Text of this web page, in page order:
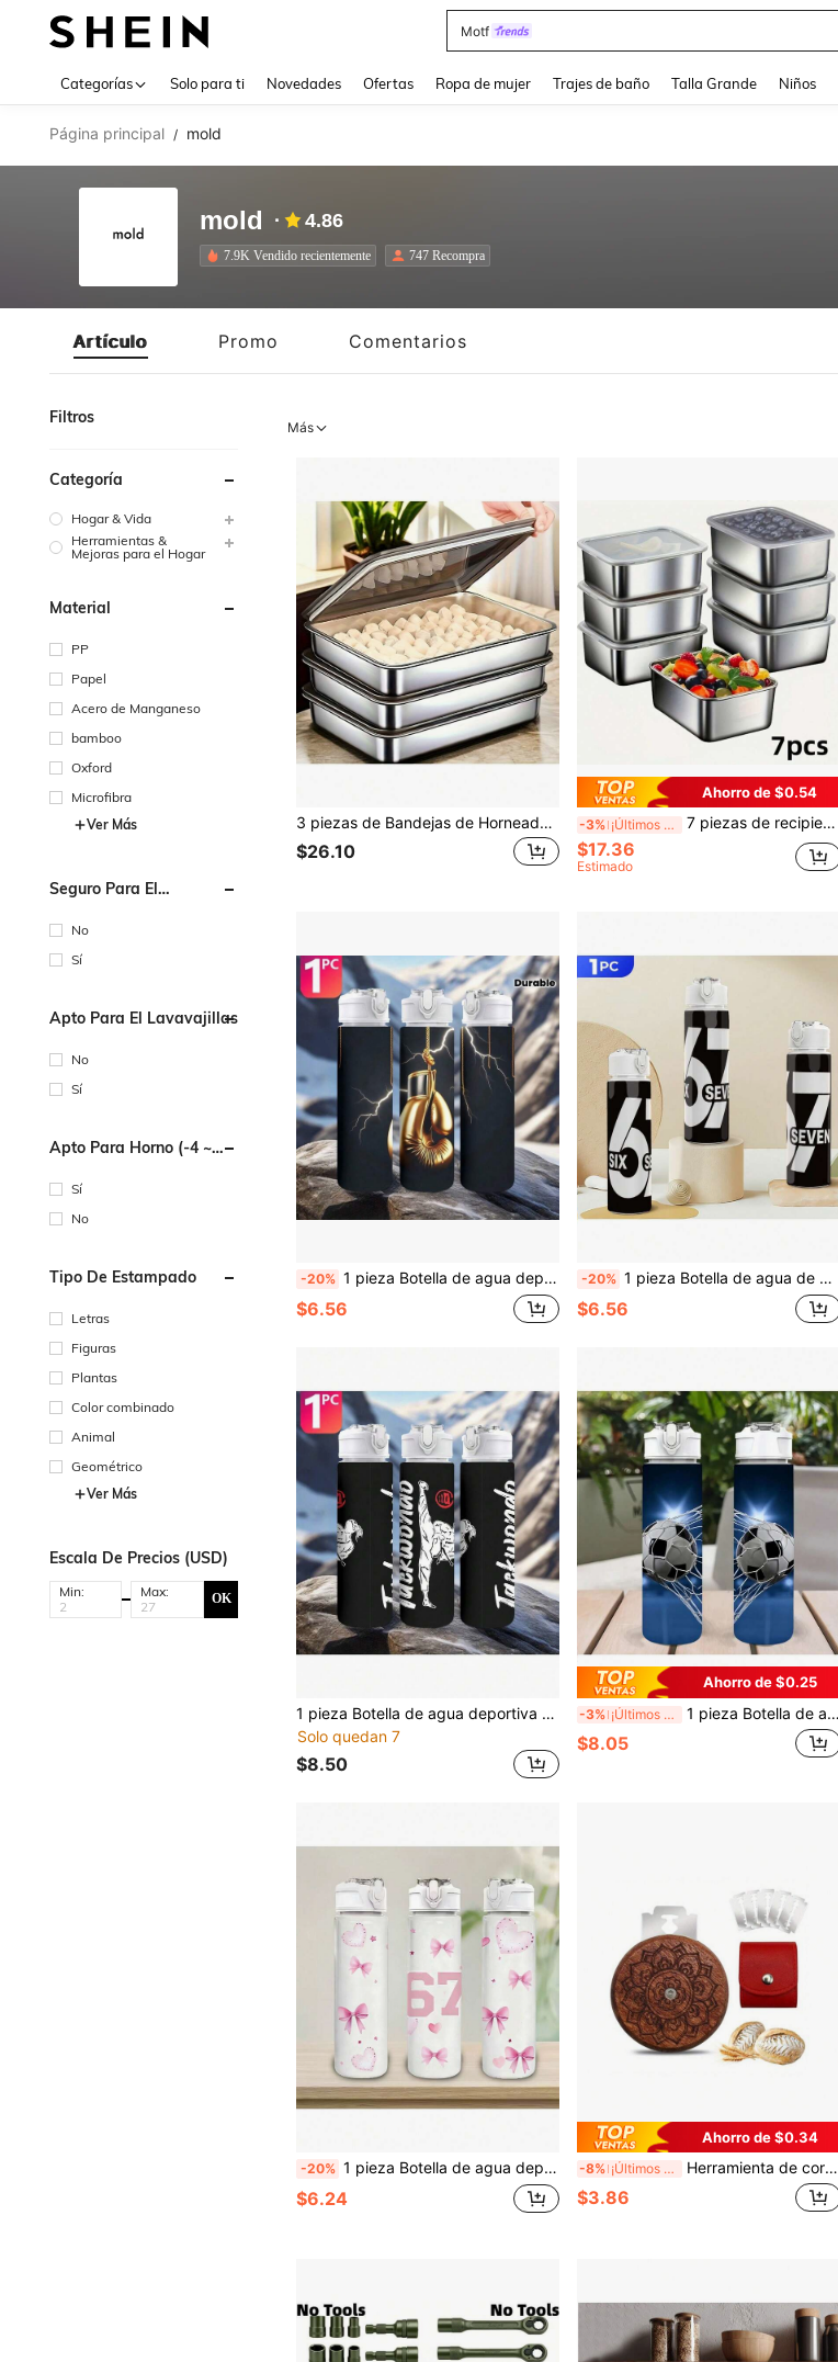
Zapatos Para Hombres
Categorías Solo para ti Novedades Ofertas Ropa de mujer Trajes de baño Talla Grande Niños
Página principal / mold
mold 4.86
7.9K Vendido recientemente 747 Recompra
Artículo Promo Comentarios
Filtros
Categoría
Hogar & Vida
Herramientas &
Mejoras para el Hogar
Material
PP
Papel
Acero de Manganeso
bamboo
Oxford
Microfibra
Ver Más
Seguro Para El
No
Sí
Apto Para El Lavavajillas
No
Sí
Apto Para Horno (-4 ~
Sí
No
Tipo De Estampado
Letras
Figuras
Plantas
Color combinado
Animal
Geométrico
Ver Más
Escala De Precios (USD)
Min: Max: OK
Más
3 piezas de Bandejas de Horneado Grandes de Acero Inoxidable con Tapas - Rectangulares, Fáciles de Limpiar, Antiadherentes, Ideales para Asar Verduras, Carnes y talla grande - Perfectas para Uso Doméstico y de Restaurante, Bandejas de Horneado
$26.10
Ahorro de $0.54
-3% ¡Últimos 3 días 7 piezas de recipientes de almacenamiento de alimentos de acero inoxidable - a prueba de fugas, diseño con tapa abatible, apilables, adecuados para campamentos al aire libre, reuniones en el hogar, oficina y escuela
$17.36
Estimado
-20% 1 pieza Botella de agua deportiva de plástico con estampado de guante de boxeo dorado, 750ml/26oz, estampado lindo, a prueba de fugas con tapa desplegable, ligera, duradera, gran capacidad, reutilizable, adecuada para oficina, gimnasio, deportes al aire libre, yoga, correr, Halloween, Navidad, Día de San Valentín, Acción de Gracias, regalo de cumpleaños
$6.56
-20% 1 pieza Botella de agua de plástico, Impresión temática 67, Gran capacidad, Fácil de limpiar, Bebida saludable, Resistente a caídas, Botella de agua de 25oz/750ml, Adecuada para ir al trabajo, Picnic, Fitness, Vacaciones, Invierno, Año Nuevo, Acción de Gracias, Regalo de Halloween
$6.56
1 pieza Botella de agua deportiva de plástico con tema de Taekwondo en inglés, 750ml/26oz, estampado lindo, con tapa abatible a prueba de fugas, ligera y duradera, gran capacidad, reutilizable, adecuada para oficina, gimnasio, deportes al aire libre, yoga, correr, Halloween
Solo quedan 7
$8.50
Ahorro de $0.25
-3% ¡Últimos 3 días 1 pieza Botella de agua deportiva de plástico con estampado de tema de fútbol con fondo geométrico azul profundo, 750ml/26oz, estampado lindo, a prueba de fugas con tapa desplegable, ligera, duradera, gran capacidad, reutilizable, adecuada para oficina, gimnasio y deportes al aire libre, yoga, correr y otras escenas, Halloween, Navidad, Día de San Valentín, Acción de Gracias, regalo de cumpleaños
$8.05
-20% 1 pieza Botella de agua deportiva de plástico con estampado lindo de número "67" y lazo de corazón, 750ml/26oz, a prueba de fugas con tapa desplegable, ligera, duradera, de gran capacidad, reutilizable, adecuada para oficina, gimnasio, deportes al aire libre, yoga, correr, Halloween, Navidad, Día de San Valentín, Acción de Gracias, regalo de cumpleaños
$6.24
Ahorro de $0.34
-8% ¡Últimos 3 días Herramienta de corte de pan tipo UFO de madera, cuchillo para marcar masa con 5 cuchillas de afeitar y cubierta de almacenamiento, herramienta para marcar pan artesanal de masa madre (patrones de loto)
$3.86